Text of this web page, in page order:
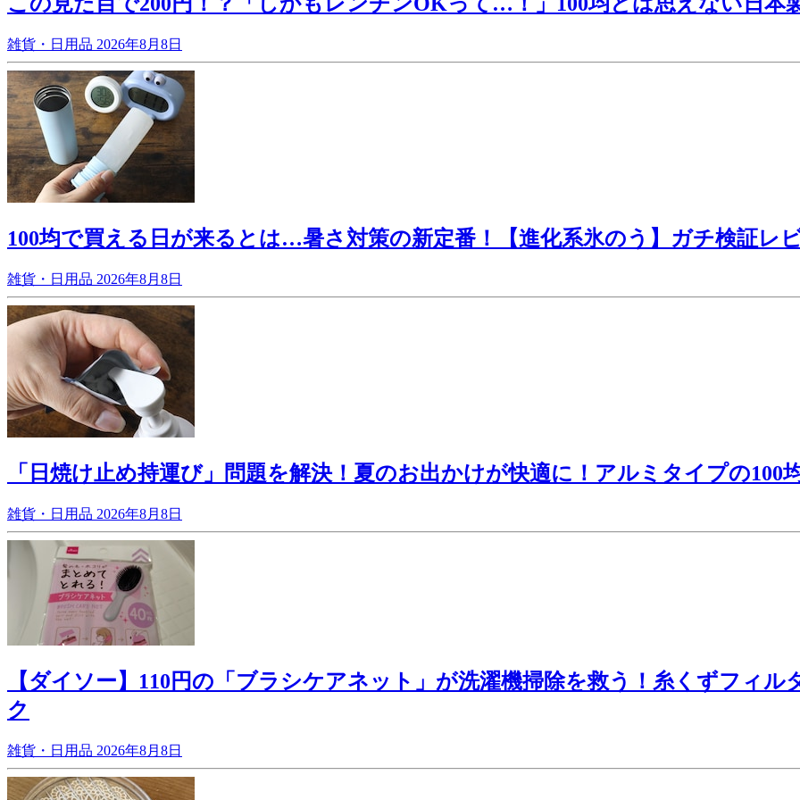
雑貨・日用品 2026年8月8日
100均で買える日が来るとは…暑さ対策の新定番！【進化系氷のう】ガチ検証レ
雑貨・日用品 2026年8月8日
「日焼け止め持運び」問題を解決！夏のお出かけが快適に！アルミタイプの100
雑貨・日用品 2026年8月8日
【ダイソー】110円の「ブラシケアネット」が洗濯機掃除を救う！糸くずフィ
ク
雑貨・日用品 2026年8月8日